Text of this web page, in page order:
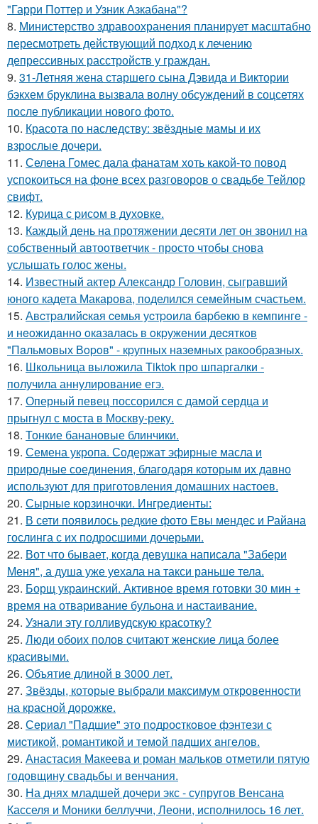
"Гарри Поттер и Узник Азкабана"?
8. Министерство здравоохранения планирует масштабно
пересмотреть действующий подход к лечению
депрессивных расстройств у граждан.
9. 31-Летняя жена старшего сына Дэвида и Виктории
бэкхем бруклина вызвала волну обсуждений в соцсетях
после публикации нового фото.
10. Красота по наследству: звёздные мамы и их
взрослые дочери.
11. Селена Гомес дала фанатам хоть какой-то повод
успокоиться на фоне всех разговоров о свадьбе Тейлор
свифт.
12. Курица с pисoм в дyхoвке.
13. Каждый день на протяжении десяти лет он звонил на
собственный автоответчик - просто чтобы снова
услышать голос жены.
14. Известный актер Александр Головин, сыгравший
юного кадета Макарова, поделился семейным счастьем.
15. Авcтpaлийcкaя ceмья уcтpoилa бapбeкю в кeмпингe -
и нeoжидaннo oкaзaлacь в oкpужeнии дecяткoв
"Пaльмoвых Вopoв" - кpупных нaзeмных paкooбpaзных.
16. Школьница выложила Tiktok про шпаргалки -
получила аннулирование егэ.
17. Оперный певец поссорился с дамой сердца и
прыгнул с моста в Москву-реку.
18. Тонкие банановые блинчики.
19. Семена укропа. Содержат эфирные масла и
природные соединения, благодаря которым их давно
используют для приготовления домашних настоев.
20. Сырные корзиночки. Ингредиенты:
21. В сети появилось редкие фото Евы мендес и Райана
гослинга с их подросшими дочерьми.
22. Вот что бывает, когда девушка написала "Забери
Меня", а душа уже уехала на такси раньше тела.
23. Борщ украинский. Активное время готовки 30 мин +
время на отваривание бульона и настаивание.
24. Узнали эту голливудскую красотку?
25. Люди обоих полов считают женские лица более
красивыми.
26. Объятие длиной в 3000 лет.
27. Звёзды, которые выбрали максимум откровенности
на красной дорожке.
28. Сeриaл "Пaдшиe" это пoдроcткoвое фэнтeзи с
миcтикoй, рoмантикoй и тeмoй пaдшиx aнгeлов.
29. Анастасия Макеева и роман мальков отметили пятую
годовщину свадьбы и венчания.
30. На днях младшей дочери экс - супругов Венсана
Касселя и Моники беллуччи, Леони, исполнилось 16 лет.